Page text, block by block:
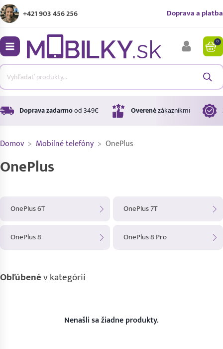
+421 903 456 256 Doprava a platba
0
Doprava zadarmood 349€ Overenézákazníkmi
Domov > Mobilné telefóny > OnePlus
OnePlus
OnePlus 6T OnePlus 7T
OnePlus 8 OnePlus 8 Pro
Obľúbenév kategórií
Nenašli sa žiadne produkty.